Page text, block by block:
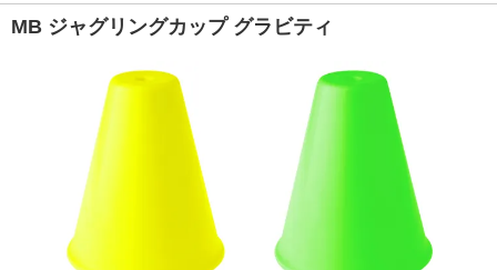
MB ジャグリングカップ グラビティ